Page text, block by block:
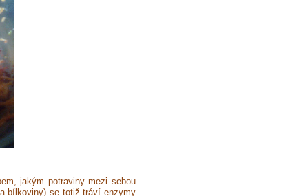
jakým potraviny mezi sebou
bílkoviny) se totiž tráví enzymy